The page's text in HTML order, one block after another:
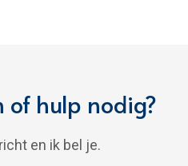
of hulp nodig?
en ik bel je.